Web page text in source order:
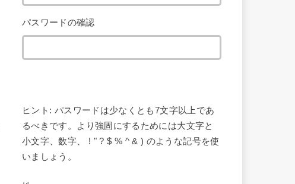
パスワードの確認
ヒント: パスワードは少なくとも7文字以上であ
るべきです。より強固にするためには大文字と
小文字、数字、 ! " ? $ % ^ & ) のような記号を使
いましょう。